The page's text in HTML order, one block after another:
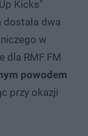
Kicks"
dwa
w
dla RMF FM
powodem
przy okazji